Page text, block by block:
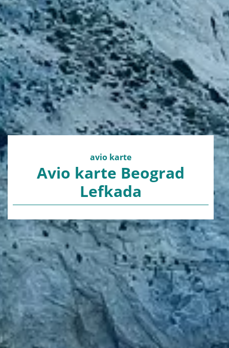
avio karte
Avio karte Beograd
Lefkada